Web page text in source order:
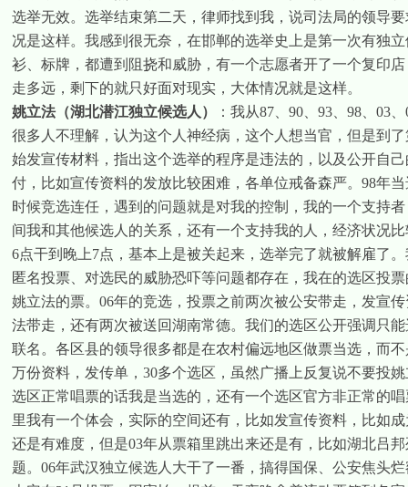
选举无效。选举结束第二天，律师找到我，说司法局的领导
况是这样。我感到很无奈，在邯郸的选举史上是第一次有独
衫、标牌，都遭到阻挠和威胁，有一个志愿者开了一个复印
走多远，剩下的就只好面对现实，大体情况就是这样。
姚立法（湖北潜江独立候选人）
：我从87、 90、 93、 98、 03、
很多人不理解，认为这个人神经病，这个人想当官，但是到
始发宣传材料，指出这个选举的程序是违法的，以及公开自
付，比如宣传资料的发放比较困难，各单位戒备森严。 98年当
时候竞选连任，遇到的问题就是对我的控制，我的一个支持
间我和其他候选人的关系，还有一个支持我的人，经济状况
6点干到晚上7点，基本上是被关起来，选举完了就被解雇了
匿名投票、对选民的威胁恐吓等问题都存在，我在的选区投
姚立法的票。 06年的竞选，投票之前两次被公安带走，发宣
法带走，还有两次被送回湖南常德。我们的选区公开强调只
联名。各区县的领导很多都是在农村偏远地区做票当选，而
万份资料，发传单， 30多个选区，虽然广播上反复说不要投
选区正常唱票的话我是当选的，还有一个选区官方非正常的
里我有一个体会，实际的空间还有，比如发宣传资料，比如
还是有难度，但是03年从票箱里跳出来还是有，比如湖北吕
题。 06年武汉独立候选人大干了一番，搞得国保、公安焦头